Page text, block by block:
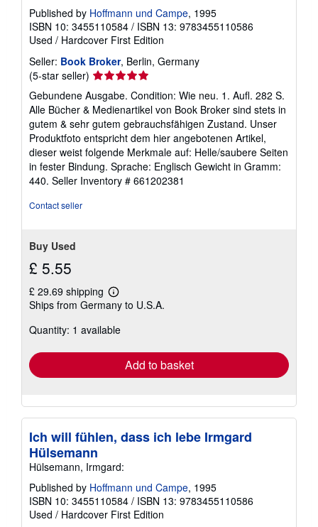
Published by Hoffmann und Campe, 1995
ISBN 10: 3455110584 / ISBN 13: 9783455110586
Used / Hardcover First Edition
Seller: Book Broker, Berlin, Germany
(5-star seller) Seller
rating
5
out
of
5
stars
Gebundene Ausgabe. Condition: Wie neu. 1. Aufl. 282 S.
Alle Bücher & Medienartikel von Book Broker sind stets in
gutem & sehr gutem gebrauchsfähigen Zustand. Unser
Produktfoto entspricht dem hier angebotenen Artikel,
dieser weist folgende Merkmale auf: Helle/saubere Seiten
in fester Bindung. Sprache: Englisch Gewicht in Gramm:
440. Seller Inventory # 661202381
Contact seller
Buy Used
£ 5.55
£ 29.69 shipping
Learn
more
shipping
Ships from Germany to U.S.A.
Quantity: 1 available
Add to basket
Ich will fühlen, dass ich lebe Irmgard
Hülsemann
Hülsemann, Irmgard:
Published by Hoffmann und Campe, 1995
ISBN 10: 3455110584 / ISBN 13: 9783455110586
Used / Hardcover First Edition